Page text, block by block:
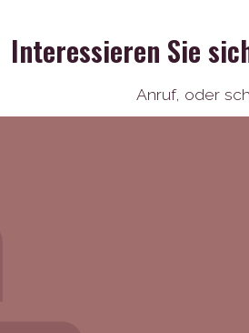
Interessieren Sie
Anruf, oder